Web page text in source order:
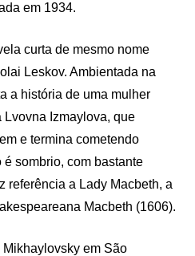
em 1934.
curta de mesmo nome
Leskov. Ambientada na
a história de uma mulher
Izmaylova, que
e termina cometendo
sombrio, com bastante
referência a Lady Macbeth, a
Macbeth (1606).
Mikhaylovsky em São